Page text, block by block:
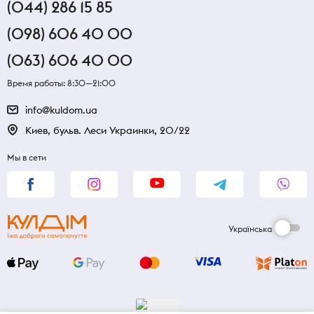
(044) 286 15 85
(098) 606 40 00
(063) 606 40 00
Время работы: 8:30—21:00
info@kuldom.ua
Киев, бульв. Леси Украинки, 20/22
Мы в сети
Українська